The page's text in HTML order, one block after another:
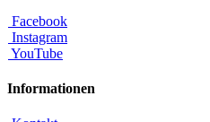
Facebook
Instagram
YouTube
Informationen